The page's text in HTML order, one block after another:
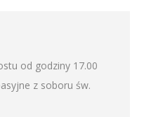
od godziny 17.00
z soboru św.